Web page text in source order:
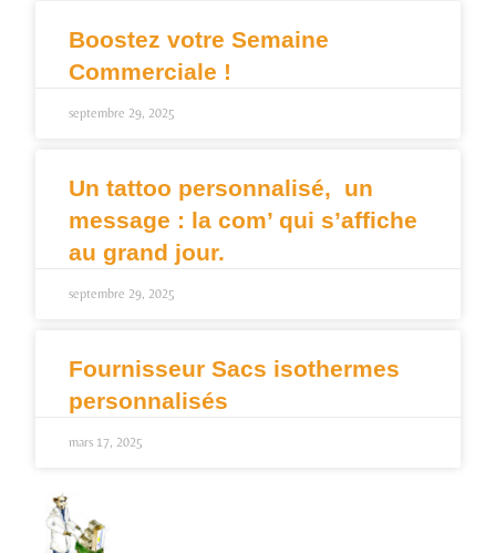
Boostez votre Semaine
Commerciale !
septembre 29, 2025
Un tattoo personnalisé, un
message : la com’ qui s’affiche
au grand jour.
septembre 29, 2025
Fournisseur Sacs isothermes
personnalisés
mars 17, 2025